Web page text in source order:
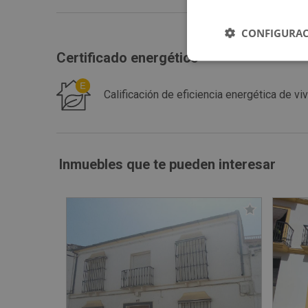
Certificado energético
Calificación de eficiencia energética de
Inmuebles que te pueden interesar